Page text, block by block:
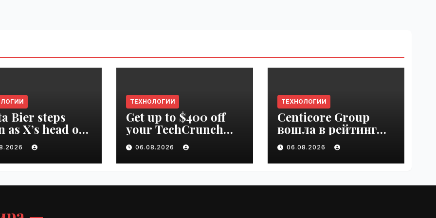
Bier steps
as X’s head of
| VseTime.ru
ТЕХНОЛОГИИ
Get up to $400 off
your TechCrunch
Disrupt 2026 pass
until Friday |
VseTime.ru
06.08.2026
ТЕХНОЛОГИИ
Centicore Group
вошла в рейтинг
«CNews500:
Крупнейшие ИТ-
компании России» |
06.08.2026